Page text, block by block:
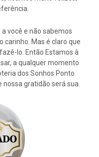
você e não sabemos
Mas é claro que
lo. Então Estamos à
a qualquer momento
dos Sonhos Ponto
nossa gratidão será sua.